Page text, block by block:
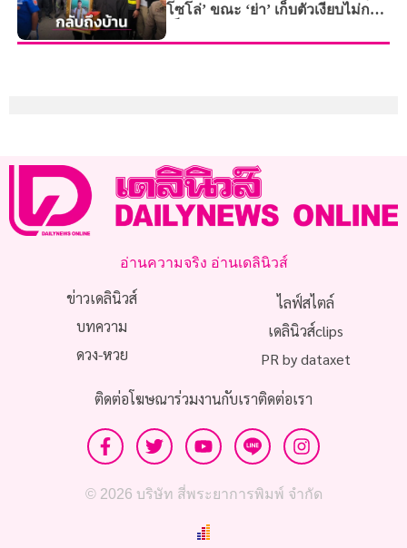
โซโล่’ ขณะ ‘ย่า’ เก็บตัวเงียบไม่กล้า
เห็นหลาน
อ่านความจริง อ่านเดลินิวส์
ข่าวเดลินิวส์
บทความ
ดวง-หวย
ไลฟ์สไตล์
เดลินิวส์clips
PR by dataxet
ติดต่อโฆษณาร่วมงานกับเราติดต่อเรา
© 2026 บริษัท สี่พระยาการพิมพ์ จำกัด